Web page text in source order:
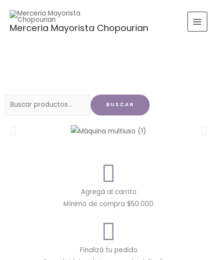
contenido
Merceria Mayorista Chopourian
Buscar
BUSCAR
Agregá al carrito
Mínimo de compra $50.000
Finalizá tu pedido